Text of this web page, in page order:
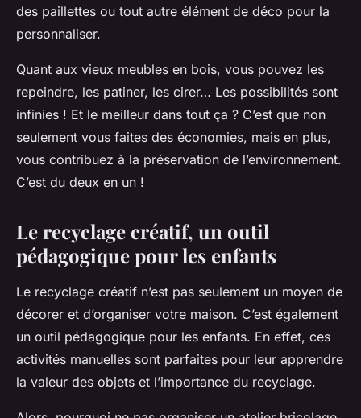
des paillettes ou tout autre élément de déco pour la
personnaliser.
Quant aux vieux meubles en bois, vous pouvez les
repeindre, les patiner, les cirer… Les possibilités sont
infinies ! Et le meilleur dans tout ça ? C’est que non
seulement vous faites des économies, mais en plus,
vous contribuez à la préservation de l’environnement.
C’est du deux en un !
Le recyclage créatif, un outil
pédagogique pour les enfants
Le recyclage créatif n’est pas seulement un moyen de
décorer et d’organiser votre maison. C’est également
un outil pédagogique pour les enfants. En effet, ces
activités manuelles sont parfaites pour leur apprendre
la valeur des objets et l’importance du recyclage.